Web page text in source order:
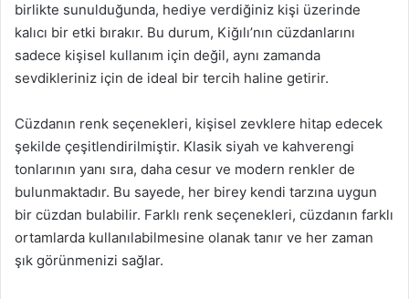
birlikte sunulduğunda, hediye verdiğiniz kişi üzerinde
kalıcı bir etki bırakır. Bu durum, Kiğılı’nın cüzdanlarını
sadece kişisel kullanım için değil, aynı zamanda
sevdikleriniz için de ideal bir tercih haline getirir.
Cüzdanın renk seçenekleri, kişisel zevklere hitap edecek
şekilde çeşitlendirilmiştir. Klasik siyah ve kahverengi
tonlarının yanı sıra, daha cesur ve modern renkler de
bulunmaktadır. Bu sayede, her birey kendi tarzına uygun
bir cüzdan bulabilir. Farklı renk seçenekleri, cüzdanın farklı
ortamlarda kullanılabilmesine olanak tanır ve her zaman
şık görünmenizi sağlar.